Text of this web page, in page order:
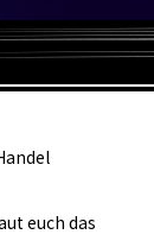
euch das